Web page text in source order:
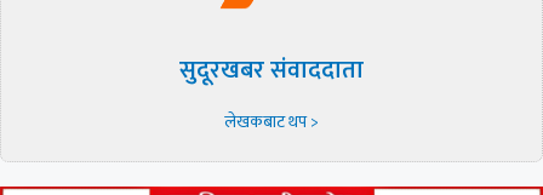
सुदूरखबर संवाददाता
लेखकबाट थप >